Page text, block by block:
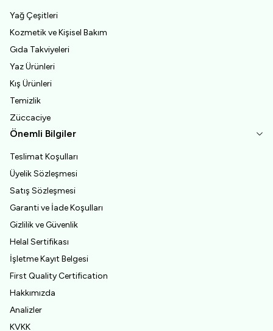
Yağ Çeşitleri
Kozmetik ve Kişisel Bakım
Gıda Takviyeleri
Yaz Ürünleri
Kış Ürünleri
Temizlik
Züccaciye
Önemli Bilgiler
Teslimat Koşulları
Üyelik Sözleşmesi
Satış Sözleşmesi
Garanti ve İade Koşulları
Gizlilik ve Güvenlik
Helal Sertifikası
İşletme Kayıt Belgesi
First Quality Certification
Hakkımızda
Analizler
KVKK